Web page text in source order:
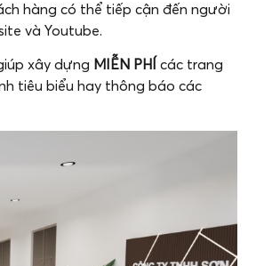
hàng có thể tiếp cận đến người
và Youtube.
xây dựng MIỄN PHÍ các trang
tiêu biểu hay thông báo các